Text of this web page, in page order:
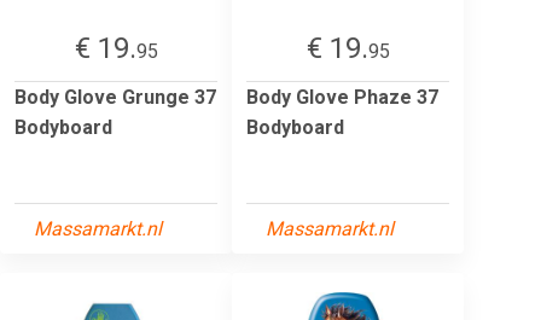
€ 19.95
Body Glove Grunge 37
Bodyboard
Massamarkt.nl
€ 19.95
Body Glove Phaze 37
Bodyboard
Massamarkt.nl